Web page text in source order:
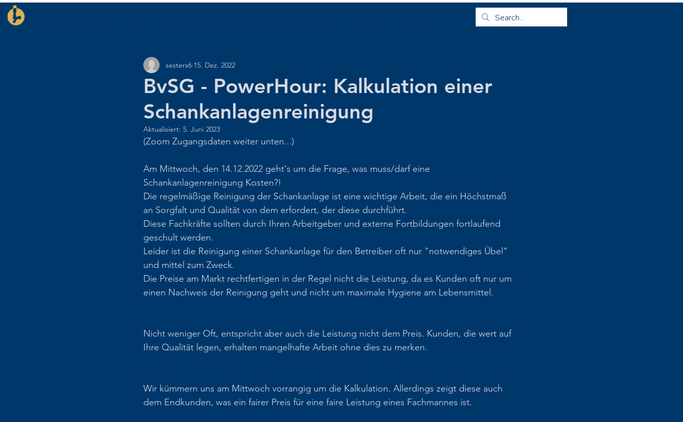
BvSG - PowerHour: Kalkulation einer
Schankanlagenreinigung
sesters6 15. Dez. 2022
Aktualisiert: 5. Juni 2023
(Zoom Zugangsdaten weiter unten...)
Am Mittwoch, den 14.12.2022 geht's um die Frage, was muss/darf eine
Schankanlagenreinigung Kosten?!
Die regelmäßige Reinigung der Schankanlage ist eine wichtige Arbeit, die ein Höchstmaß
an Sorgfalt und Qualität von dem erfordert, der diese durchführt.
Diese Fachkräfte sollten durch Ihren Arbeitgeber und externe Fortbildungen fortlaufend
geschult werden.
Leider ist die Reinigung einer Schankanlage für den Betreiber oft nur "notwendiges Übel"
und mittel zum Zweck.
Die Preise am Markt rechtfertigen in der Regel nicht die Leistung, da es Kunden oft nur um
einen Nachweis der Reinigung geht und nicht um maximale Hygiene am Lebensmittel.
Nicht weniger Oft, entspricht aber auch die Leistung nicht dem Preis. Kunden, die wert auf
Ihre Qualität legen, erhalten mangelhafte Arbeit ohne dies zu merken.
Wir kümmern uns am Mittwoch vorrangig um die Kalkulation. Allerdings zeigt diese auch
dem Endkunden, was ein fairer Preis für eine faire Leistung eines Fachmannes ist.